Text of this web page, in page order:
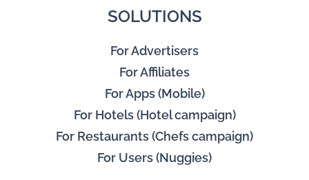
SOLUTIONS
For Advertisers
For Affiliates
For Apps (Mobile)
For Hotels (Hotel campaign)
For Restaurants (Chefs campaign)
For Users (Nuggies)